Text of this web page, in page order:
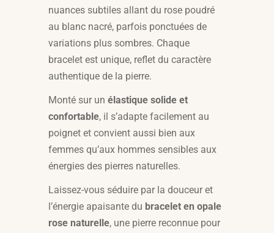
nuances subtiles allant du rose poudré
au blanc nacré, parfois ponctuées de
variations plus sombres. Chaque
bracelet est unique, reflet du caractère
authentique de la pierre.
Monté sur un élastique solide et
confortable, il s’adapte facilement au
poignet et convient aussi bien aux
femmes qu’aux hommes sensibles aux
énergies des pierres naturelles.
Laissez-vous séduire par la douceur et
l’énergie apaisante du bracelet en opale
rose naturelle, une pierre reconnue pour